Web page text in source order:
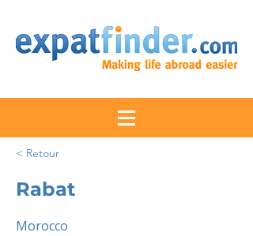
< Retour
Rabat
Morocco